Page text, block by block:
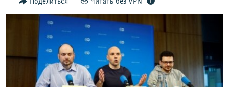
СОВЕТЫ ПРАВОЗАЩИТНИКОВ
ПРОПАВШИЕ БЕЗ ВЕСТИ
ПОБЕДИТЕЛЕЙ НЕ СУДЯТ?
КРЫМ.НЕПОКОРЕННЫЙ
ELIFBE
ПРИСОЕДИНЯЙТЕСЬ!